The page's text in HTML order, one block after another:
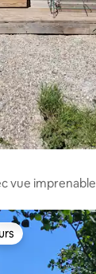
vue imprenable